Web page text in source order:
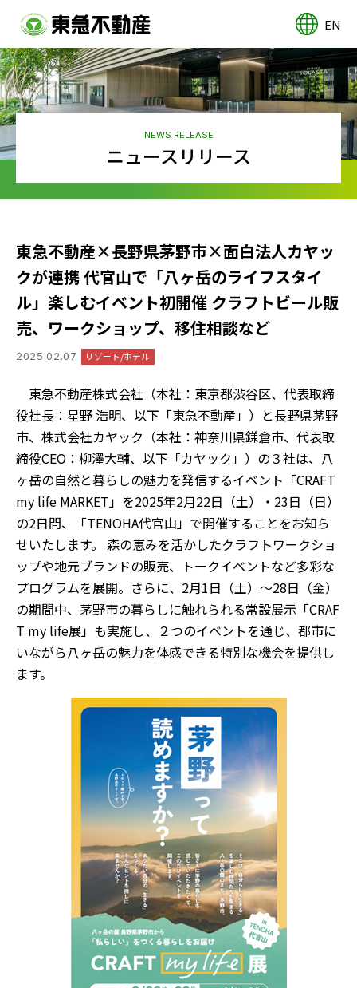
EN
NEWS RELEASE
ニュースリリース
東急不動産×長野県茅野市×面白法人カヤッ
クが連携 代官山で「八ヶ岳のライフスタイ
ル」楽しむイベント初開催 クラフトビール販
売、ワークショップ、移住相談など
2025.02.07 リゾート/ホテル
東急不動産株式会社（本社：東京都渋谷区、代表取締
役社長：星野 浩明、以下「東急不動産」）と長野県茅野
市、株式会社カヤック（本社：神奈川県鎌倉市、代表取
締役CEO：柳澤大輔、以下「カヤック」）の３社は、八
ヶ岳の自然と暮らしの魅力を発信するイベント「CRAFT
my life MARKET」を2025年2月22日（土）・23日（日）
の2日間、「TENOHA代官山」で開催することをお知ら
せいたします。 森の恵みを活かしたクラフトワークショ
ップや地元ブランドの販売、トークイベントなど多彩な
プログラムを展開。さらに、2月1日（土）〜28日（金）
の期間中、茅野市の暮らしに触れられる常設展示「CRAF
T my life展」も実施し、２つのイベントを通じ、都市に
いながら八ヶ岳の魅力を体感できる特別な機会を提供し
ます。